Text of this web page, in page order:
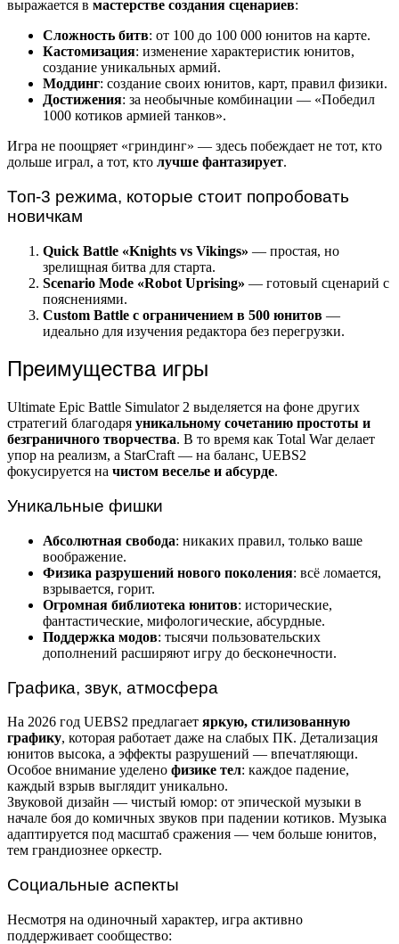
выражается в мастерстве создания сценариев:
Сложность битв: от 100 до 100 000 юнитов на карте.
Кастомизация: изменение характеристик юнитов,
создание уникальных армий.
Моддинг: создание своих юнитов, карт, правил физики.
Достижения: за необычные комбинации — «Победил
1000 котиков армией танков».
Игра не поощряет «гриндинг» — здесь побеждает не тот, кто
дольше играл, а тот, кто лучше фантазирует.
Топ-3 режима, которые стоит попробовать
новичкам
Quick Battle «Knights vs Vikings» — простая, но
зрелищная битва для старта.
Scenario Mode «Robot Uprising» — готовый сценарий с
пояснениями.
Custom Battle с ограничением в 500 юнитов —
идеально для изучения редактора без перегрузки.
Преимущества игры
Ultimate Epic Battle Simulator 2 выделяется на фоне других
стратегий благодаря уникальному сочетанию простоты и
безграничного творчества. В то время как Total War делает
упор на реализм, а StarCraft — на баланс, UEBS2
фокусируется на чистом веселье и абсурде.
Уникальные фишки
Абсолютная свобода: никаких правил, только ваше
воображение.
Физика разрушений нового поколения: всё ломается,
взрывается, горит.
Огромная библиотека юнитов: исторические,
фантастические, мифологические, абсурдные.
Поддержка модов: тысячи пользовательских
дополнений расширяют игру до бесконечности.
Графика, звук, атмосфера
На 2026 год UEBS2 предлагает яркую, стилизованную
графику, которая работает даже на слабых ПК. Детализация
юнитов высока, а эффекты разрушений — впечатляющи.
Особое внимание уделено физике тел: каждое падение,
каждый взрыв выглядит уникально.
Звуковой дизайн — чистый юмор: от эпической музыки в
начале боя до комичных звуков при падении котиков. Музыка
адаптируется под масштаб сражения — чем больше юнитов,
тем грандиознее оркестр.
Социальные аспекты
Несмотря на одиночный характер, игра активно
поддерживает сообщество: